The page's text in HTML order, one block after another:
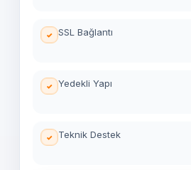
SSL Bağlantı
Yedekli Yapı
Teknik Destek